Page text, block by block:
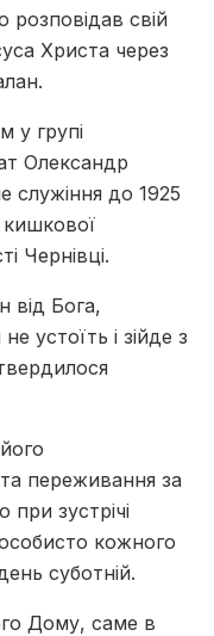
розповідав свій
Христа через
у групі
Олександр
служіння до 1925
кишкової
Чернівці.
від Бога,
устоїть і зійде з
переживання за
зустрічі
кожного
суботній.
Дому, саме в